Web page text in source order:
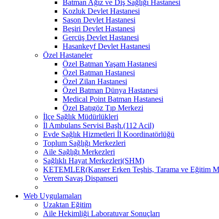
Batman Ağız ve Diş Sağlığı Hastanesi
Kozluk Devlet Hastanesi
Sason Devlet Hastanesi
Beşiri Devlet Hastanesi
Gercüş Devlet Hastanesi
Hasankeyf Devlet Hastanesi
Özel Hastaneler
Özel Batman Yaşam Hastanesi
Özel Batman Hastanesi
Özel Zilan Hastanesi
Özel Batman Dünya Hastanesi
Medical Point Batman Hastanesi
Özel Batıgöz Tıp Merkezi
İlçe Sağlık Müdürlükleri
İl Ambulans Servisi Başh.(112 Acil)
Evde Sağlık Hizmetleri İl Koordinatörlüğü
Toplum Sağlığı Merkezleri
Aile Sağlığı Merkezleri
Sağlıklı Hayat Merkezleri(SHM)
KETEMLER(Kanser Erken Teşhis, Tarama ve Eğitim
Verem Savaş Dispanseri
Web Uygulamaları
Uzaktan Eğitim
Aile Hekimliği Laboratuvar Sonuçları